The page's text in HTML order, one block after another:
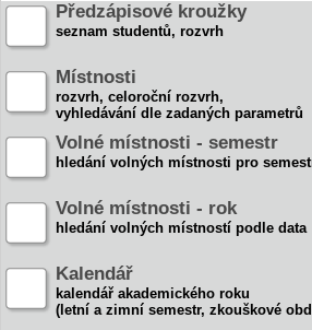
Předzápisové kroužky
seznam studentů, rozvrh
Místnosti
rozvrh, celoroční rozvrh,
vyhledávání dle zadaných parametrů
Volné místnosti - semestr
hledání volných místnosti pro
Volné místnosti - rok
hledání volných místností podle data
Kalendář
kalendář akademického roku
(letní a zimní semestr, zkouškové